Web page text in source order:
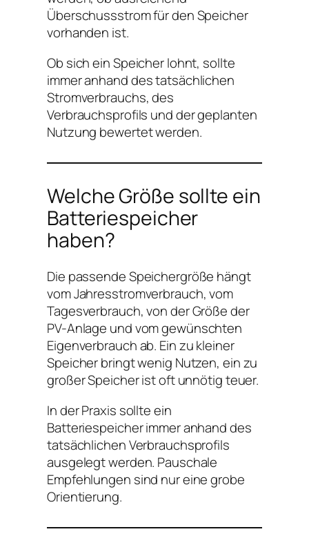
Überschussstrom für den Speicher
vorhanden ist.
Ob sich ein Speicher lohnt, sollte
immer anhand des tatsächlichen
Stromverbrauchs, des
Verbrauchsprofils und der geplanten
Nutzung bewertet werden.
Welche Größe sollte ein
Batteriespeicher
haben?
Die passende Speichergröße hängt
vom Jahresstromverbrauch, vom
Tagesverbrauch, von der Größe der
PV-Anlage und vom gewünschten
Eigenverbrauch ab. Ein zu kleiner
Speicher bringt wenig Nutzen, ein zu
großer Speicher ist oft unnötig teuer.
In der Praxis sollte ein
Batteriespeicher immer anhand des
tatsächlichen Verbrauchsprofils
ausgelegt werden. Pauschale
Empfehlungen sind nur eine grobe
Orientierung.